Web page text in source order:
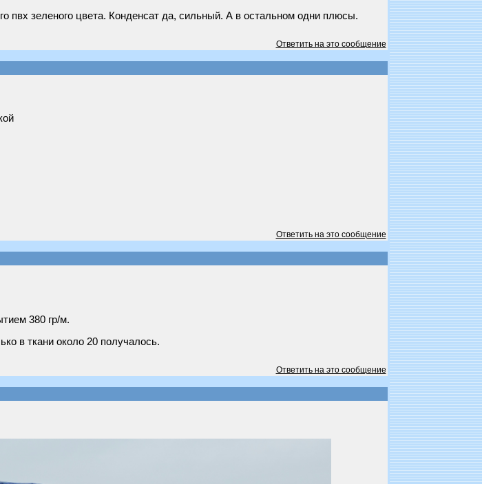
пвх зеленого цвета. Конденсат да, сильный. А в остальном одни плюсы.
Ответить на это сообщение
Ответить на это сообщение
380 гр/м.
в ткани около 20 получалось.
Ответить на это сообщение